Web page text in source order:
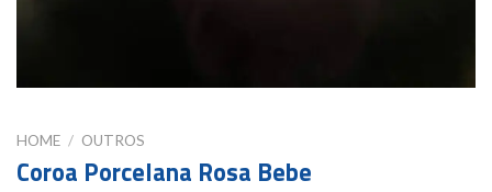
HOME / OUTROS
Coroa Porcelana Rosa Bebe